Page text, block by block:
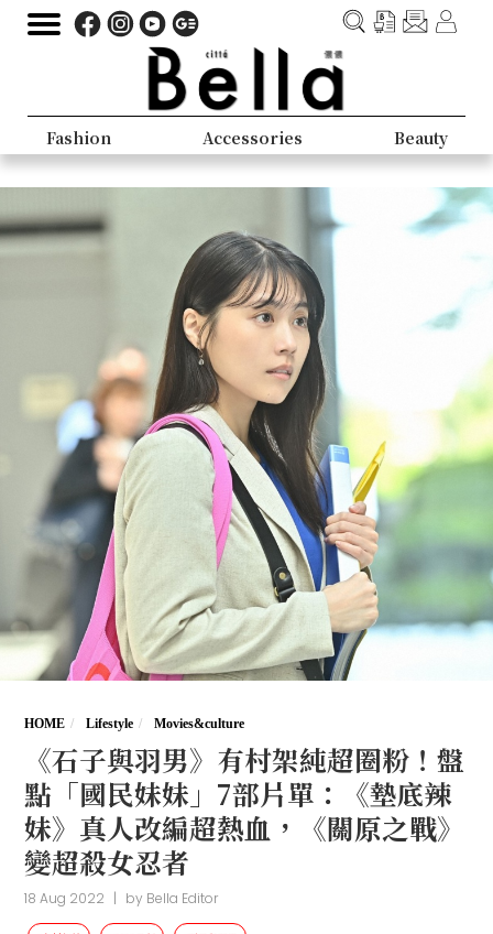
Fashion Accessories Beauty
HOME Lifestyle Movies&culture
《石子與羽男》有村架純超圈粉！盤
點「國民妹妹」7部片單：《墊底辣
妹》真人改編超熱血，《關原之戰》
變超殺女忍者
18 Aug 2022 | by Bella Editor